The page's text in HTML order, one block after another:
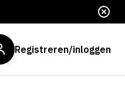
Registreren/inloggen